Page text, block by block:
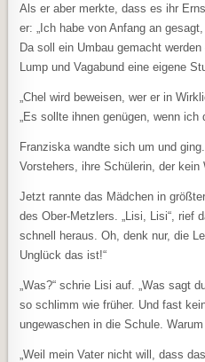
Als er aber merkte, dass es ihr
er: „Ich habe von Anfang an
Da soll ein Umbau gemacht
Lump und Vagabund eine eigene
„Chel wird beweisen, wer er in
„Es sollte ihnen genügen, wenn ich
Franziska wandte sich um und
Vorstehers, ihre Schülerin, der kein
Jetzt rannte das Mädchen in
des Ober-Metzlers. „Lisi, Lisi“, rief
schnell heraus. Oh, denk nur, die
Unglück das ist!“
„Was?“ schrie Lisi auf. „Was sagt
so schlimm wie früher. Und fast
ungewaschen in die Schule.
„Weil mein Vater nicht will, dass